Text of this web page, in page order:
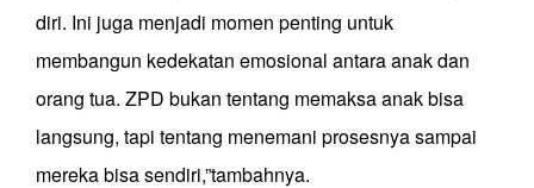
diri. Ini juga menjadi momen penting untuk
membangun kedekatan emosional antara anak dan
orang tua. ZPD bukan tentang memaksa anak bisa
langsung, tapi tentang menemani prosesnya sampai
mereka bisa sendiri,”tambahnya.